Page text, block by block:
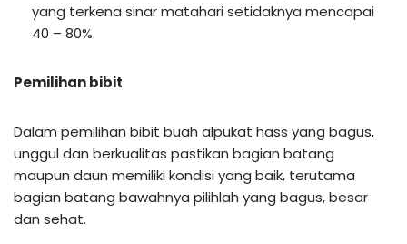
yang terkena sinar matahari setidaknya mencapai
40 – 80%.
Pemilihan bibit
Dalam pemilihan bibit buah alpukat hass yang bagus,
unggul dan berkualitas pastikan bagian batang
maupun daun memiliki kondisi yang baik, terutama
bagian batang bawahnya pilihlah yang bagus, besar
dan sehat.